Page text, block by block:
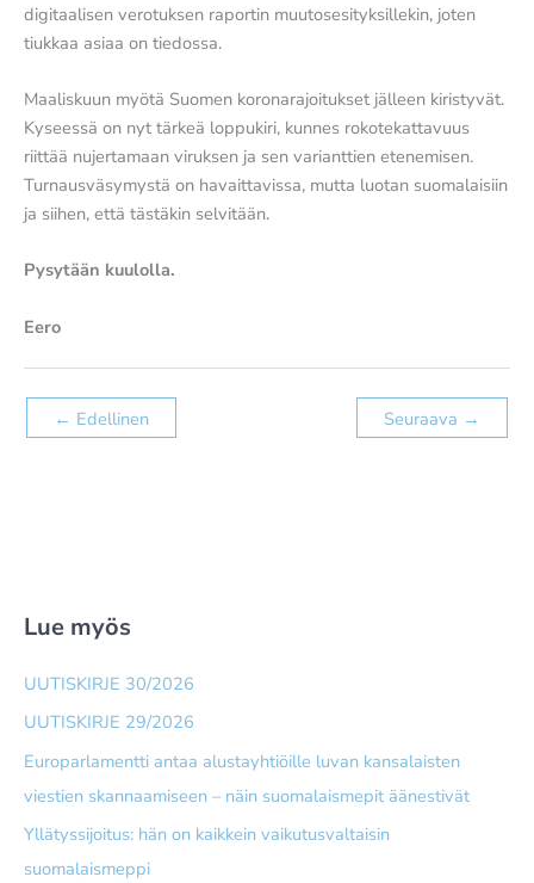
digitaalisen verotuksen raportin muutosesityksillekin, joten
tiukkaa asiaa on tiedossa.
Maaliskuun myötä Suomen koronarajoitukset jälleen kiristyvät.
Kyseessä on nyt tärkeä loppukiri, kunnes rokotekattavuus
riittää nujertamaan viruksen ja sen varianttien etenemisen.
Turnausväsymystä on havaittavissa, mutta luotan suomalaisiin
ja siihen, että tästäkin selvitään.
Pysytään kuulolla.
Eero
← Edellinen Seuraava →
Lue myös
UUTISKIRJE 30/2026
UUTISKIRJE 29/2026
Europarlamentti antaa alusta­yhtiöille luvan kansalaisten
viestien skannaamiseen – näin suomalais­mepit äänestivät
Yllätyssijoitus: hän on kaikkein vaikutusvaltaisin
suomalaismeppi